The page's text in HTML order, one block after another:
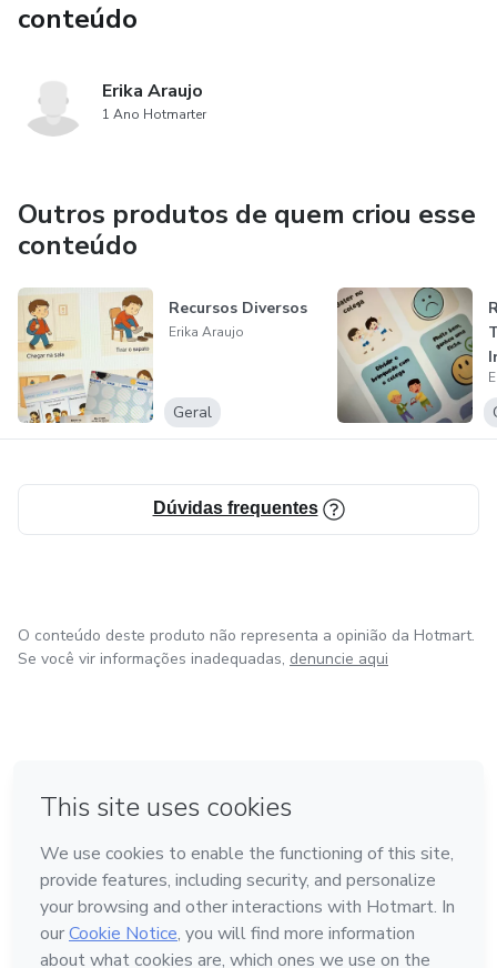
conteúdo
Erika Araujo
1 Ano Hotmarter
Outros produtos de quem criou esse
conteúdo
Recursos Diversos
Erika Araujo
Geral
Dúvidas frequentes
O conteúdo deste produto não representa a opinião da Hotmart.
Se você vir informações inadequadas, denuncie aqui
Feito com ❤
em Belo Horizonte
na Cidade do México